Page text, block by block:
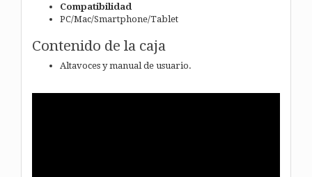
Compatibilidad
PC/Mac/Smartphone/Tablet
Contenido de la caja
Altavoces y manual de usuario.